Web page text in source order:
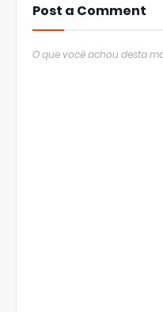
Post a Comment
O que você achou desta